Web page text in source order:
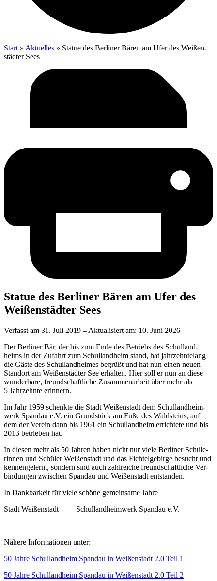
Start » Aktu­el­les » Sta­tue des Ber­li­ner Bären am Ufer des Wei­ßen­
städ­ter Sees
Sta­tue des Ber­li­ner Bären am Ufer des
Wei­ßen­städ­ter Sees
Verfasst am 31. Juli 2019 – Aktualisiert am: 10. Juni 2026
Der Ber­li­ner Bär, der bis zum Ende des Betriebs des Schul­land­
heims in der Zufahrt zum Schul­land­heim stand, hat jahr­zehn­te­lang
die Gäs­te des Schul­land­hei­mes begrüßt und hat nun einen neu­en
Stand­ort am Wei­ßen­städ­ter See erhal­ten. Hier soll er nun an die­se
wun­der­ba­re, freund­schaft­li­che Zusam­men­ar­beit über mehr als
5 Jahr­zehn­te erinnern.
Im Jahr 1959 schenk­te die Stadt Wei­ßen­stadt dem Schul­land­heim­
werk Span­dau e.V. ein Grund­stück am Fuße des Wald­steins, auf
dem der Ver­ein dann bis 1961 ein Schul­land­heim errich­te­te und bis
2013 betrie­ben hat.
In die­sen mehr als 50 Jah­ren haben nicht nur vie­le Ber­li­ner Schü­le­
rin­nen und Schü­ler Wei­ßen­stadt und das Fich­tel­ge­bir­ge besucht und
ken­nen­ge­lernt, son­dern sind auch zahl­rei­che freund­schaft­li­che Ver­
bin­dun­gen zwi­schen Span­dau und Wei­ßen­stadt entstanden.
In Dank­bar­keit für vie­le schö­ne gemein­sa­me Jahre
Stadt Wei­ßen­stadt Schul­land­heim­werk Span­dau e.V.
Nähe­re Infor­ma­tio­nen unter:
50 Jah­re Schul­land­heim Span­dau in Wei­ßen­stadt 2.0 Teil 1
50 Jah­re Schul­land­heim Span­dau in Wei­ßen­stadt 2.0 Teil 2